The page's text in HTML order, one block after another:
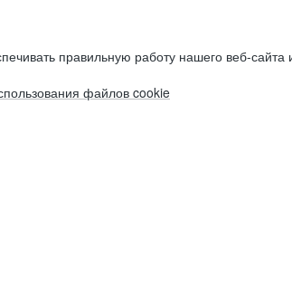
правильную работу нашего веб-сайта
файлов cookie